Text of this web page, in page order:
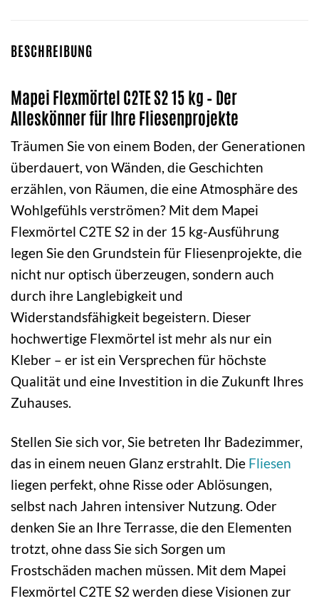
BESCHREIBUNG
Mapei Flexmörtel C2TE S2 15 kg – Der
Alleskönner für Ihre Fliesenprojekte
Träumen Sie von einem Boden, der Generationen
überdauert, von Wänden, die Geschichten
erzählen, von Räumen, die eine Atmosphäre des
Wohlgefühls verströmen? Mit dem Mapei
Flexmörtel C2TE S2 in der 15 kg-Ausführung
legen Sie den Grundstein für Fliesenprojekte, die
nicht nur optisch überzeugen, sondern auch
durch ihre Langlebigkeit und
Widerstandsfähigkeit begeistern. Dieser
hochwertige Flexmörtel ist mehr als nur ein
Kleber – er ist ein Versprechen für höchste
Qualität und eine Investition in die Zukunft Ihres
Zuhauses.
Stellen Sie sich vor, Sie betreten Ihr Badezimmer,
das in einem neuen Glanz erstrahlt. Die Fliesen
liegen perfekt, ohne Risse oder Ablösungen,
selbst nach Jahren intensiver Nutzung. Oder
denken Sie an Ihre Terrasse, die den Elementen
trotzt, ohne dass Sie sich Sorgen um
Frostschäden machen müssen. Mit dem Mapei
Flexmörtel C2TE S2 werden diese Visionen zur